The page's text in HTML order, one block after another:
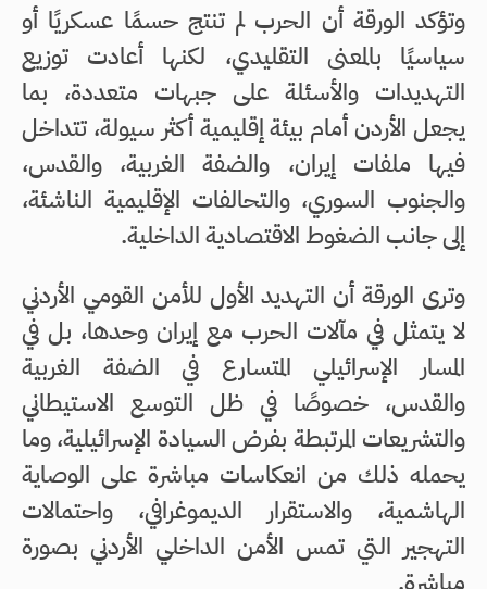
وتؤكد الورقة أن الحرب لم تنتج حسمًا عسكريًا أو
سياسيًا بالمعنى التقليدي، لكنها أعادت توزيع
التهديدات والأسئلة على جبهات متعددة، بما
يجعل الأردن أمام بيئة إقليمية أكثر سيولة، تتداخل
فيها ملفات إيران، والضفة الغربية، والقدس،
والجنوب السوري، والتحالفات الإقليمية الناشئة،
إلى جانب الضغوط الاقتصادية الداخلية.
وترى الورقة أن التهديد الأول للأمن القومي الأردني
لا يتمثل في مآلات الحرب مع إيران وحدها، بل في
المسار الإسرائيلي المتسارع في الضفة الغربية
والقدس، خصوصًا في ظل التوسع الاستيطاني
والتشريعات المرتبطة بفرض السيادة الإسرائيلية، وما
يحمله ذلك من انعكاسات مباشرة على الوصاية
الهاشمية، والاستقرار الديموغرافي، واحتمالات
التهجير التي تمس الأمن الداخلي الأردني بصورة